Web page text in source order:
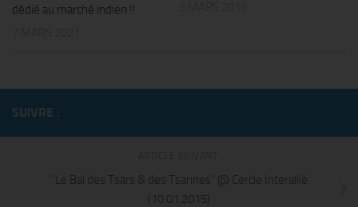
dédié au marché indien !!
SUIVRE :
"Le Bal des Tsars & des Tsarines" @ Cercle Interallié
(10.01.2015)